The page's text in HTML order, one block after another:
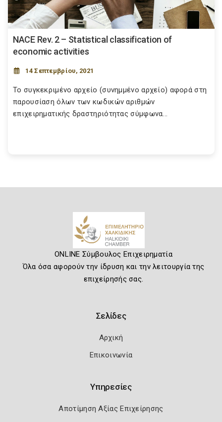
NACE Rev. 2 – Statistical classification of
economic activities
14 Σεπτεμβρίου, 2021
Το συγκεκριμένο αρχείο (συνημμένο αρχείο) αφορά στη
παρουσίαση όλων των κωδικών αριθμών
επιχειρηματικής δραστηριότητας σύμφωνα...
ONLINE Σύμβουλος Επιχειρηματία
Όλα όσα αφορούν την ίδρυση και την λειτουργία της
επιχείρησής σας.
Σελίδες
Αρχική
Επικοινωνία
Υπηρεσίες
Αποτίμηση Αξίας Επιχείρησης